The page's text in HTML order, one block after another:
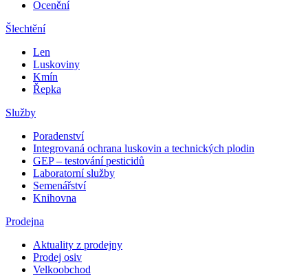
Ocenění
Šlechtění
Len
Luskoviny
Kmín
Řepka
Služby
Poradenství
Integrovaná ochrana luskovin a technických plodin
GEP – testování pesticidů
Laboratorní služby
Semenářství
Knihovna
Prodejna
Aktuality z prodejny
Prodej osiv
Velkoobchod